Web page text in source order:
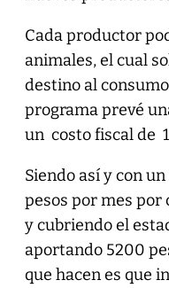
Cada productor
animales, el cual
destino al
programa prevé
un costo fiscal de
Siendo así y con
pesos por mes por
y cubriendo el
aportando 5200
que hacen es que